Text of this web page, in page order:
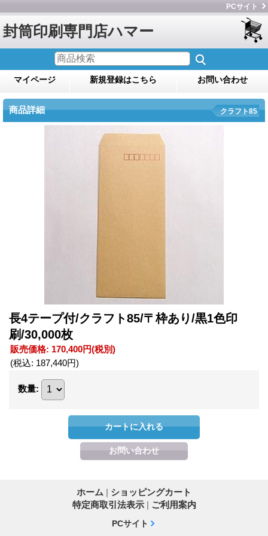
PCサイト
封筒印刷専門店ハマー
マイページ 新規登録はこちら お問い合わせ
商品詳細 クラフト85
長4テープ付/クラフト85/〒枠あり/黒1色印
刷/30,000枚
販売価格: 170,400円(税別)
(税込: 187,440円)
数量:
ホーム | ショッピングカート
特定商取引法表示 | ご利用案内
PCサイト